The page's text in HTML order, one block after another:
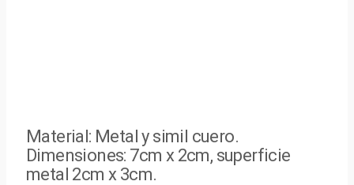
Material: Metal y simil cuero.
Dimensiones: 7cm x 2cm, superficie
metal 2cm x 3cm.